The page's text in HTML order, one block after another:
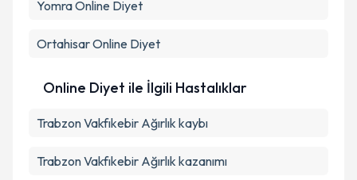
YomraOnline Diyet
OrtahisarOnline Diyet
Online Diyet ile İlgili Hastalıklar
Trabzon Vakfıkebir Ağırlık kaybı
Trabzon Vakfıkebir Ağırlık kazanımı